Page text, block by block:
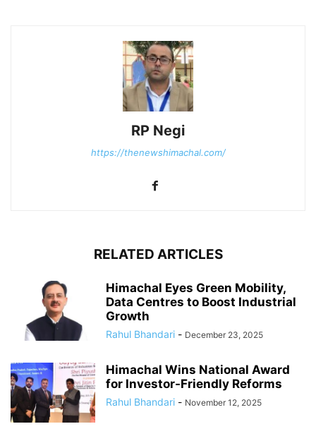
RP Negi
https://thenewshimachal.com/
RELATED ARTICLES
Himachal Eyes Green Mobility,
Data Centres to Boost Industrial
Growth
Rahul Bhandari - December 23, 2025
Himachal Wins National Award
for Investor-Friendly Reforms
Rahul Bhandari - November 12, 2025